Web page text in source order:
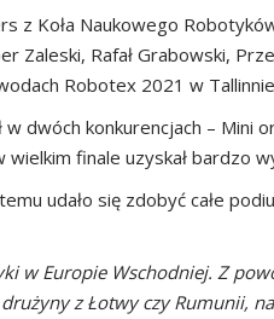
Koła Naukowego
Zaleski, Rafał Grabowski,
Robotex 2021 w
dwóch konkurencjach –
finale uzyskał bardzo
udało się zdobyć całe
Europie Wschodniej. Z
z Łotwy czy